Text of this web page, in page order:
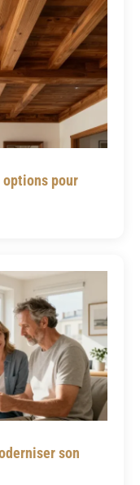
options pour
son